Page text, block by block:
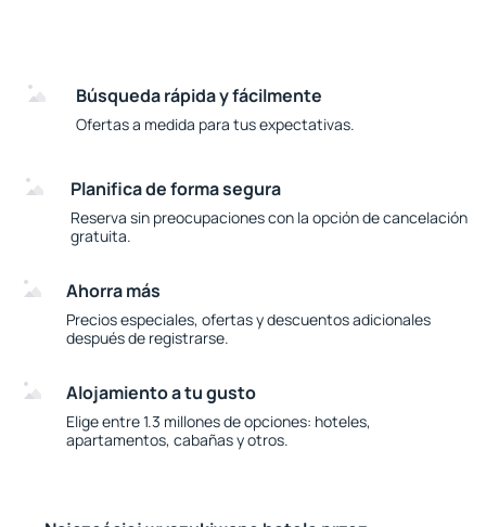
Búsqueda rápida y fácilmente
Ofertas a medida para tus expectativas.
Planifica de forma segura
Reserva sin preocupaciones con la opción de cancelación
gratuita.
Ahorra más
Precios especiales, ofertas y descuentos adicionales
después de registrarse.
Alojamiento a tu gusto
Elige entre 1.3 millones de opciones: hoteles,
apartamentos, cabañas y otros.